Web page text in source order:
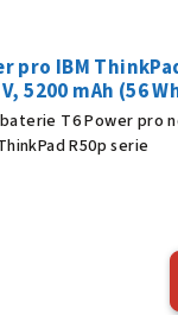
pro IBM
5200 mAh (56
T6 Power pro
R50p serie